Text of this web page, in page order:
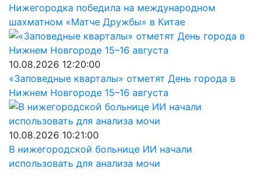
Нижегородка победила на международном
шахматном «Матче Дружбы» в Китае
10.08.2026 12:20:00
«Заповедные кварталы» отметят День города в
Нижнем Новгороде 15–16 августа
10.08.2026 10:21:00
В нижегородской больнице ИИ начали
использовать для анализа мочи